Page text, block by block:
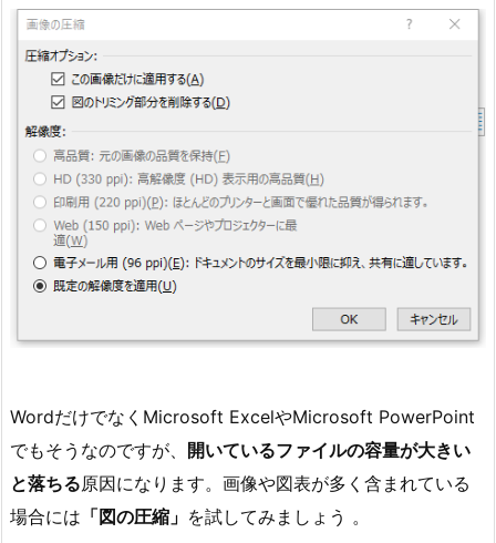
WordだけでなくMicrosoft ExcelやMicrosoft PowerPoint
でもそうなのですが、 開いているファイルの容量が大きい
と落ちる原因になります。画像や図表が多く含まれている
場合には 「図の圧縮」 を試してみましょう 。